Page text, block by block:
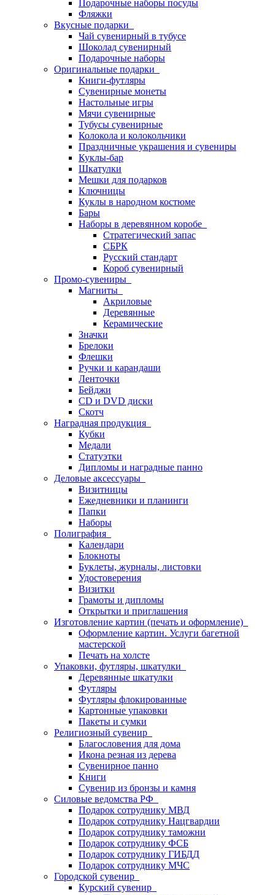
Подарочные наборы посуды
Фляжки
Вкусные подарки
Чай сувенирный в тубусе
Шоколад сувенирный
Подарочные наборы
Оригинальные подарки
Книги-футляры
Сувенирные монеты
Настольные игры
Мячи сувенирные
Тубусы сувенирные
Колокола и колокольчики
Праздничные украшения и сувениры
Куклы-бар
Шкатулки
Мешки для подарков
Ключницы
Куклы в народном костюме
Бары
Наборы в деревянном коробе
Стратегический запас
СБРК
Русский стандарт
Короб сувенирный
Промо-сувениры
Магниты
Акриловые
Деревянные
Керамические
Значки
Брелоки
Флешки
Ручки и карандаши
Ленточки
Бейджи
CD и DVD диски
Скотч
Наградная продукция
Кубки
Медали
Статуэтки
Дипломы и наградные панно
Деловые аксессуары
Визитницы
Ежедневники и планинги
Папки
Наборы
Полиграфия
Календари
Блокноты
Буклеты, журналы, листовки
Удостоверения
Визитки
Грамоты и дипломы
Открытки и приглашения
Изготовление картин (печать и оформление)
Оформление картин. Услуги багетной
мастерской
Печать на холсте
Упаковки, футляры, шкатулки
Деревянные шкатулки
Футляры
Футляры флокированные
Картонные упаковки
Пакеты и сумки
Религиозный сувенир
Благословения для дома
Икона резная из дерева
Сувенирное панно
Книги
Сувенир из бронзы и камня
Силовые ведомства РФ
Подарок сотруднику МВД
Подарок сотруднику Нацгвардии
Подарок сотруднику таможни
Подарок сотруднику ФСБ
Подарок сотруднику ГИБДД
Подарок сотруднику МЧС
Городской сувенир
Курский сувенир